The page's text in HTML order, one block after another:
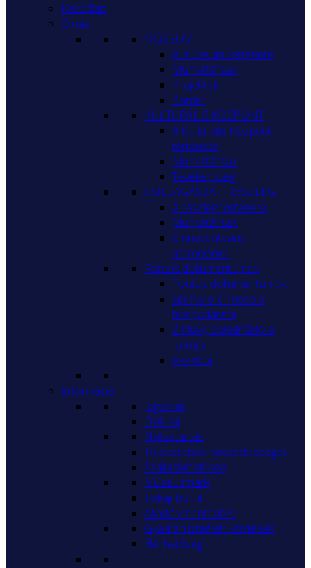
Kezdőlap
O nás
MÚZEUM
A múzeum története
Munkatársak
Projektek
Karrier
KULTURÁLIS KÖZPONT
A Kulturális Központ
története
Munkatársak
Tevékenység
CSILLAGÁSZATI RÉSZLEG
A részleg története
Munkatársak
Činnosť útvaru
astronómie
Fontos dokumentumok
Fontos dokumentumok
Správy o činnosti a
hospodárení
Zmluvy, objednávky a
faktúry
Akvizícia
Informácie
Jegyárak
Étel-ital
Nyitvatartás
Tőketerebes nevezetességei
Szálláslehetőség
Múzeumpark
Tokaji borút
Akadálymentesítés
Gyakran ismételt kérdések
Elérhetőség